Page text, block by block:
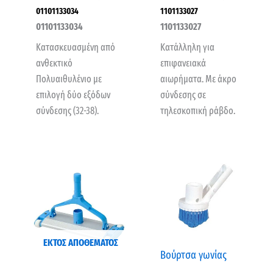
01101133034
01101133034
Κατασκευασμένη από
ανθεκτικό
Πολυαιθυλένιο με
επιλογή δύο εξόδων
σύνδεσης (32-38).
1101133027
1101133027
Κατάλληλη για
επιφανειακά
αιωρήματα. Με άκρο
σύνδεσης σε
τηλεσκοπική ράβδο.
ΕΚΤΌΣ ΑΠΟΘΈΜΑΤΟΣ
Βούρτσα γωνίας